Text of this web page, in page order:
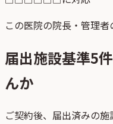
この医院の院長・管理者
届出施設基準5
んか
ご契約後、 届出済みの施